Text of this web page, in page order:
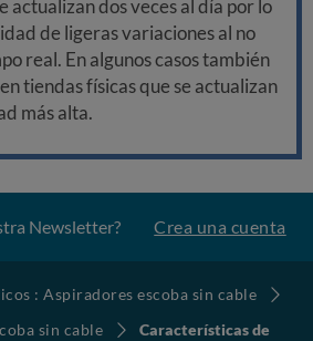
actualizan dos veces al día por lo
de ligeras variaciones al no
real. En algunos casos también
tiendas físicas que se actualizan
más alta.
Newsletter? Crea una cuenta
: Aspiradores escoba sin cable
sin cable
Características de